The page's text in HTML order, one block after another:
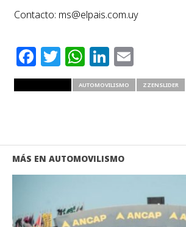
Contacto: ms@elpais.com.uy
Facebook
Twitter
WhatsApp
LinkedIn
Email
AUTOMOVILISMO ZZENSLIDER
MÁS EN AUTOMOVILISMO